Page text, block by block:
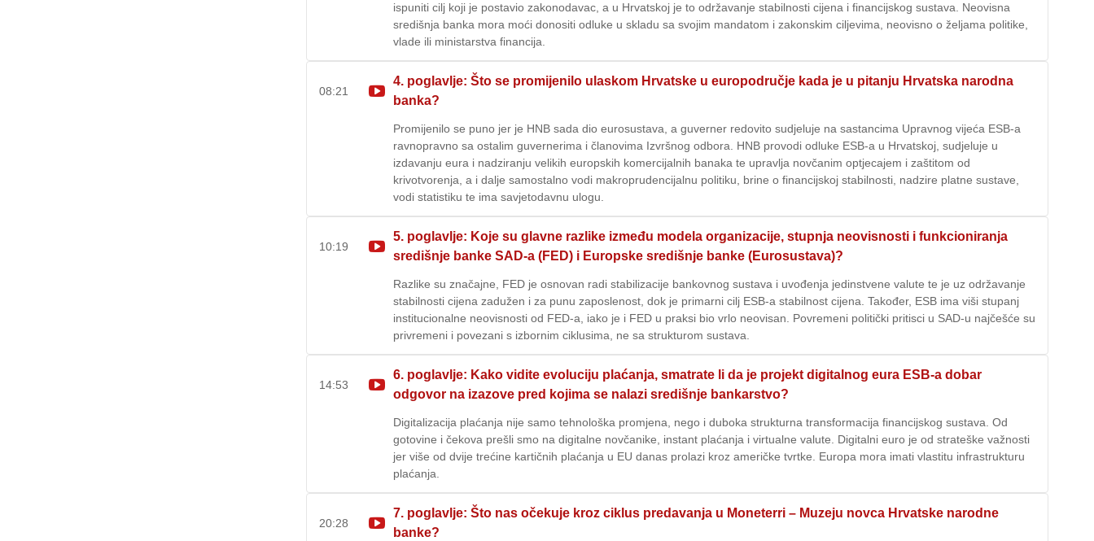
ispuniti cilj koji je postavio zakonodavac, a u Hrvatskoj je to održavanje stabilnosti cijena i financijskog sustava. Neovisna
središnja banka mora moći donositi odluke u skladu sa svojim mandatom i zakonskim ciljevima, neovisno o željama politike,
vlade ili ministarstva financija.
08:21
4. poglavlje: Što se promijenilo ulaskom Hrvatske u europodručje kada je u pitanju Hrvatska narodna
banka?
Promijenilo se puno jer je HNB sada dio eurosustava, a guverner redovito sudjeluje na sastancima Upravnog vijeća ESB-a
ravnopravno sa ostalim guvernerima i članovima Izvršnog odbora. HNB provodi odluke ESB-a u Hrvatskoj, sudjeluje u
izdavanju eura i nadziranju velikih europskih komercijalnih banaka te upravlja novčanim optjecajem i zaštitom od
krivotvorenja, a i dalje samostalno vodi makroprudencijalnu politiku, brine o financijskoj stabilnosti, nadzire platne sustave,
vodi statistiku te ima savjetodavnu ulogu.
10:19
5. poglavlje: Koje su glavne razlike između modela organizacije, stupnja neovisnosti i funkcioniranja
središnje banke SAD-a (FED) i Europske središnje banke (Eurosustava)?
Razlike su značajne, FED je osnovan radi stabilizacije bankovnog sustava i uvođenja jedinstvene valute te je uz održavanje
stabilnosti cijena zadužen i za punu zaposlenost, dok je primarni cilj ESB-a stabilnost cijena. Također, ESB ima viši stupanj
institucionalne neovisnosti od FED-a, iako je i FED u praksi bio vrlo neovisan. Povremeni politički pritisci u SAD-u najčešće su
privremeni i povezani s izbornim ciklusima, ne sa strukturom sustava.
14:53
6. poglavlje: Kako vidite evoluciju plaćanja, smatrate li da je projekt digitalnog eura ESB-a dobar
odgovor na izazove pred kojima se nalazi središnje bankarstvo?
Digitalizacija plaćanja nije samo tehnološka promjena, nego i duboka strukturna transformacija financijskog sustava. Od
gotovine i čekova prešli smo na digitalne novčanike, instant plaćanja i virtualne valute. Digitalni euro je od strateške važnosti
jer više od dvije trećine kartičnih plaćanja u EU danas prolazi kroz američke tvrtke. Europa mora imati vlastitu infrastrukturu
plaćanja.
20:28
7. poglavlje: Što nas očekuje kroz ciklus predavanja u Moneterri – Muzeju novca Hrvatske narodne
banke?